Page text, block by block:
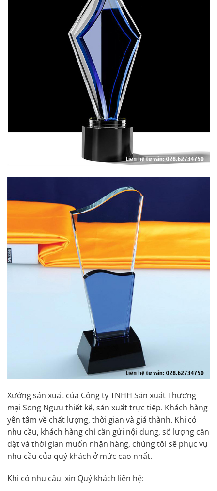
Xưởng sản xuất của Công ty TNHH Sản xuất Thương
mại Song Ngưu thiết kế, sản xuất trực tiếp. Khách hàng
yên tâm về chất lượng, thời gian và giá thành. Khi có
nhu cầu, khách hàng chỉ cần gửi nội dung, số lượng cần
đặt và thời gian muốn nhận hàng, chúng tôi sẽ phục vụ
nhu cầu của quý khách ở mức cao nhất.
Khi có nhu cầu, xin Quý khách liên hệ: